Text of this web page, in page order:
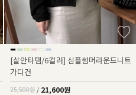
[살안타템/6컬러] 심플썸머라운드니트
가디건
25,500원 / 21,600원